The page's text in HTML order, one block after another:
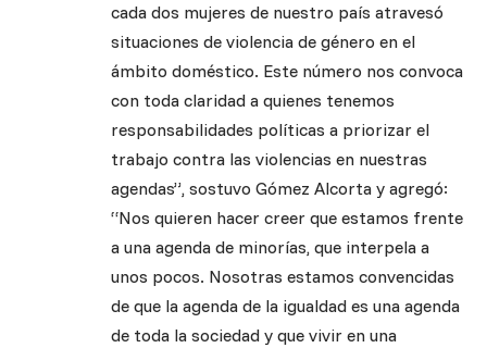
cada dos mujeres de nuestro país atravesó
situaciones de violencia de género en el
ámbito doméstico. Este número nos convoca
con toda claridad a quienes tenemos
responsabilidades políticas a priorizar el
trabajo contra las violencias en nuestras
agendas”, sostuvo Gómez Alcorta y agregó:
“Nos quieren hacer creer que estamos frente
a una agenda de minorías, que interpela a
unos pocos. Nosotras estamos convencidas
de que la agenda de la igualdad es una agenda
de toda la sociedad y que vivir en una